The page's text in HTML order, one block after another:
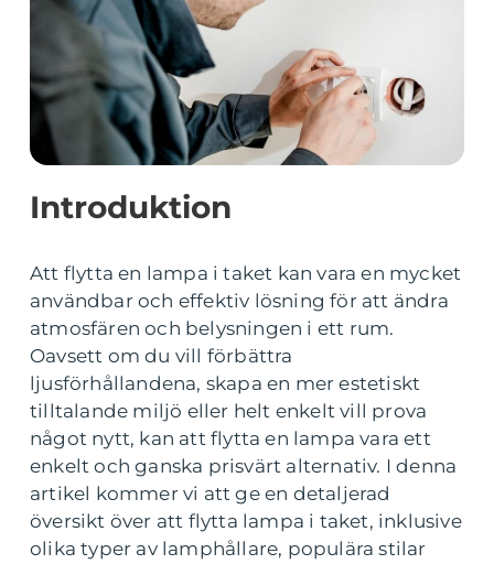
Introduktion
Att flytta en lampa i taket kan vara en mycket
användbar och effektiv lösning för att ändra
atmosfären och belysningen i ett rum.
Oavsett om du vill förbättra
ljusförhållandena, skapa en mer estetiskt
tilltalande miljö eller helt enkelt vill prova
något nytt, kan att flytta en lampa vara ett
enkelt och ganska prisvärt alternativ. I denna
artikel kommer vi att ge en detaljerad
översikt över att flytta lampa i taket, inklusive
olika typer av lamphållare, populära stilar